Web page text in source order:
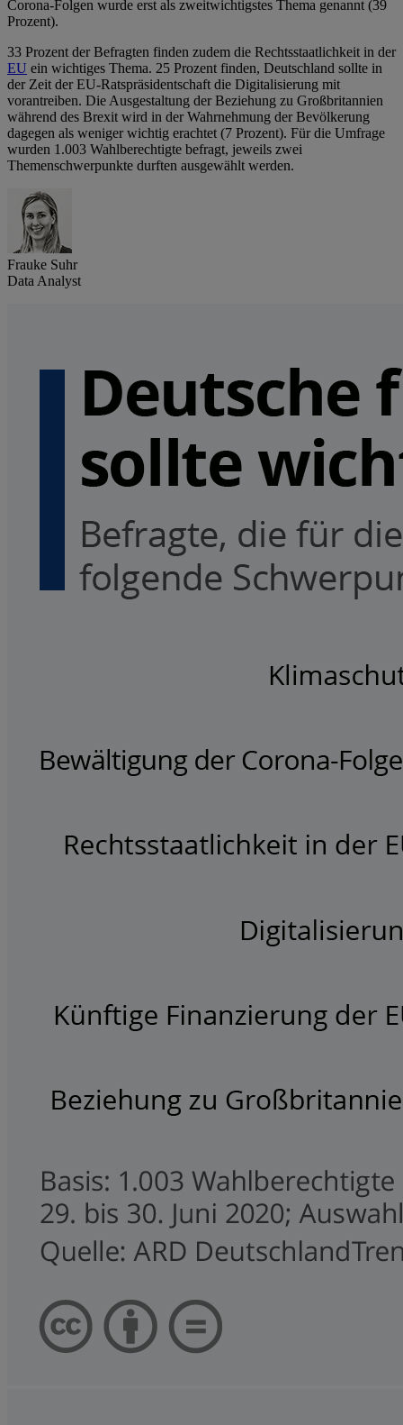
Corona-Folgen wurde erst als zweitwichtigstes Thema genannt (39
Prozent).
33 Prozent der Befragten finden zudem die Rechtsstaatlichkeit in der
EU ein wichtiges Thema. 25 Prozent finden, Deutschland sollte in
der Zeit der EU-Ratspräsidentschaft die Digitalisierung mit
vorantreiben. Die Ausgestaltung der Beziehung zu Großbritannien
während des Brexit wird in der Wahrnehmung der Bevölkerung
dagegen als weniger wichtig erachtet (7 Prozent). Für die Umfrage
wurden 1.003 Wahlberechtigte befragt, jeweils zwei
Themenschwerpunkte durften ausgewählt werden.
Frauke Suhr
Data Analyst